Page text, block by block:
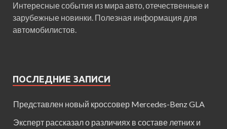
Интересные события из мира авто, отечественные и
зарубежные новинки. Полезная информация для
автомобилистов.
ПОСЛЕДНИЕ ЗАПИСИ
Представлен новый кроссовер Mercedes-Benz GLA
Эксперт рассказал о различиях в составе летних и